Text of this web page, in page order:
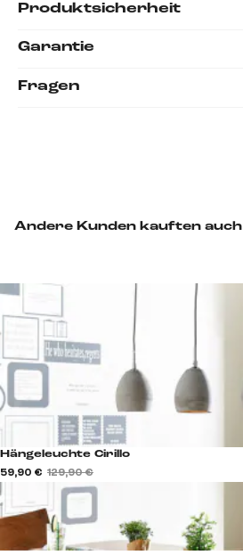
Produktsicherheit
Garantie
Fragen
Andere Kunden kauften auch
Hängeleuchte Cirillo
59,90 € 129,90 €